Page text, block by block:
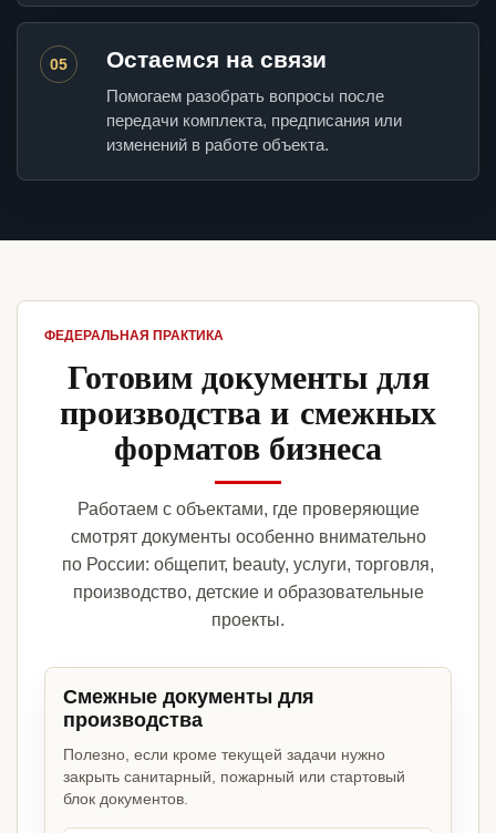
05 Остаемся на связи
Помогаем разобрать вопросы после
передачи комплекта, предписания или
изменений в работе объекта.
ФЕДЕРАЛЬНАЯ ПРАКТИКА
Готовим документы для
производства и смежных
форматов бизнеса
Работаем с объектами, где проверяющие
смотрят документы особенно внимательно
по России: общепит, beauty, услуги, торговля,
производство, детские и образовательные
проекты.
Смежные документы для
производства
Полезно, если кроме текущей задачи нужно
закрыть санитарный, пожарный или стартовый
блок документов.